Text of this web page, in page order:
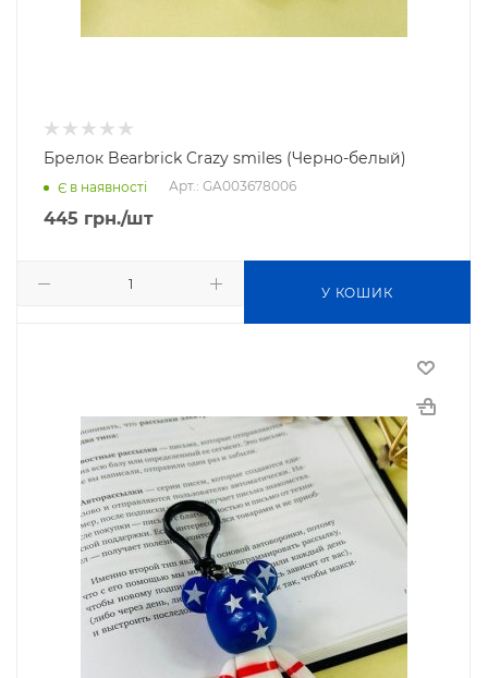
Брелок Bearbrick Crazy smiles (Черно-белый)
Є в наявності Арт.: GA003678006
445 грн./шт
У КОШИК